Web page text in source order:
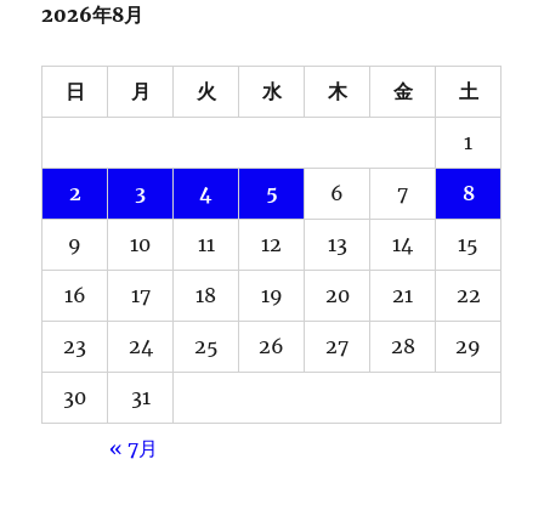
2026年8月
日 月 火 水 木 金 土
1
2 3 4 5 6 7 8
9 10 11 12 13 14 15
16 17 18 19 20 21 22
23 24 25 26 27 28 29
30 31
« 7月